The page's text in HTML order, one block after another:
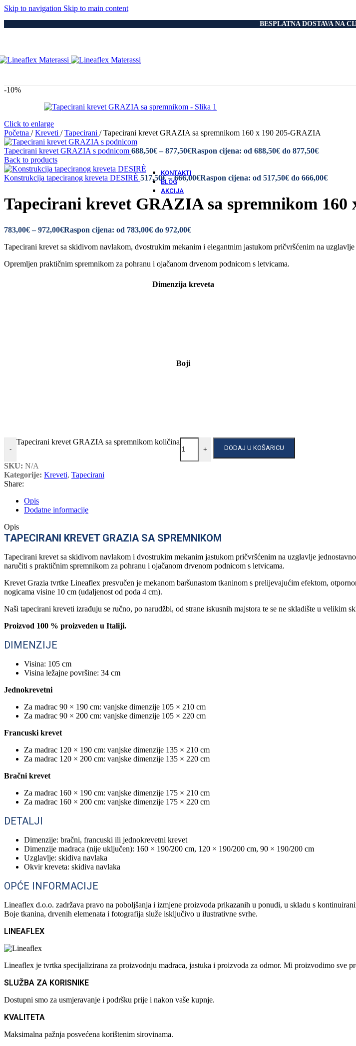
Skip to navigation Skip to main content
BESPLATNA DOSTAVA NA
Drvene Podnice
Metalni Okvir
Navlake Za Jastuk
Relax Fotelje
Vatro Otporni Madraci
KONTAKTI
BLOG
AKCIJA
-10%
Click to enlarge
Početna / Kreveti / Tapecirani / Tapecirani krevet GRAZIA sa spremnikom 160 x 190 205-GRAZIA
Tapecirani krevet GRAZIA s podnicom 688,50€ – 877,50€Raspon cijena: od 688,50€ do 877,50€
Back to products
Konstrukcija tapeciranog kreveta DESIRÈ 517,50€ – 666,00€Raspon cijena: od 517,50€ do 666,00€
Tapecirani krevet GRAZIA sa spremnikom 160
783,00€ – 972,00€Raspon cijena: od 783,00€ do 972,00€
Tapecirani krevet sa skidivom navlakom, dvostrukim mekanim i elegantnim jastukom pričvršćenim na
Opremljen praktičnim spremnikom za pohranu i ojačanom drvenom podnicom s letvicama.
Dimenzija kreveta
Boji
-
Tapecirani krevet GRAZIA sa spremnikom količina
+ DODAJ U KOŠARICU
SKU: N/A
Kategorije: Kreveti, Tapecirani
Share:
Opis
Dodatne informacije
Opis
TAPECIRANI KREVET GRAZIA SA SPREMNIKOM
Tapecirani krevet sa skidivom navlakom i dvostrukim mekanim jastukom pričvršćenim na uzglavlje
naručiti s praktičnim spremnikom za pohranu i ojačanom drvenom podnicom s letvicama.
Krevet Grazia tvrtke Lineaflex presvučen je mekanom baršunastom tkaninom s prelijevajućim efektom,
nogicama visine 10 cm (udaljenost od poda 4 cm).
Naši tapecirani kreveti izrađuju se ručno, po narudžbi, od strane iskusnih majstora te se ne skladište u velikim
Proizvod 100 % proizveden u Italiji.
DIMENZIJE
Visina: 105 cm
Visina ležajne površine: 34 cm
Jednokrevetni
Za madrac 90 × 190 cm: vanjske dimenzije 105 × 210 cm
Za madrac 90 × 200 cm: vanjske dimenzije 105 × 220 cm
Francuski krevet
Za madrac 120 × 190 cm: vanjske dimenzije 135 × 210 cm
Za madrac 120 × 200 cm: vanjske dimenzije 135 × 220 cm
Bračni krevet
Za madrac 160 × 190 cm: vanjske dimenzije 175 × 210 cm
Za madrac 160 × 200 cm: vanjske dimenzije 175 × 220 cm
DETALJI
Dimenzije: bračni, francuski ili jednokrevetni krevet
Dimenzije madraca (nije uključen): 160 × 190/200 cm, 120 × 190/200 cm, 90 × 190/200 cm
Uzglavlje: skidiva navlaka
Okvir kreveta: skidiva navlaka
OPĆE INFORMACIJE
Lineaflex d.o.o. zadržava pravo na poboljšanja i izmjene proizvoda prikazanih u ponudi, u skladu s
Boje tkanina, drvenih elemenata i fotografija služe isključivo u ilustrativne svrhe.
LINEAFLEX
Lineaflex je tvrtka specijalizirana za proizvodnju madraca, jastuka i proizvoda za odmor. Mi proizvodimo sve
SLUŽBA ZA KORISNIKE
Dostupni smo za usmjeravanje i podršku prije i nakon vaše kupnje.
KVALITETA
Maksimalna pažnja posvećena korištenim sirovinama.